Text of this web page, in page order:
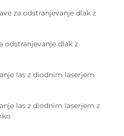
za odstranjevanje dlak z
odstranjevanje dlak z
las z diodnim laserjem
las z diodnim laserjem z